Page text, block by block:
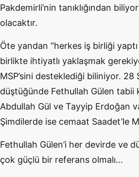
Pakdemirli’nin tanıklığından
olacaktır.
Öte yandan “herkes iş birliği
birlikte ihtiyatlı yaklaşmak
MSP’sini desteklediği biliniyor.
düştüğünde Fethullah Gülen tabii
Abdullah Gül ve Tayyip Erdoğan
Şimdilerde ise cemaat Saadet’le
Fethullah Gülen’i her devirde ve
çok güçlü bir referans olmalı…